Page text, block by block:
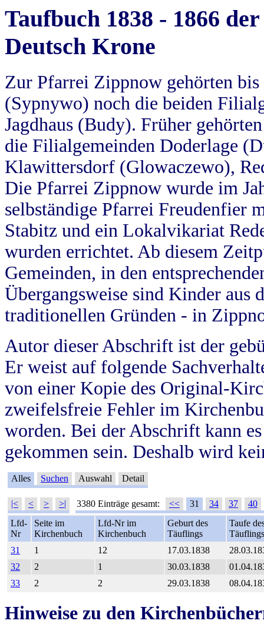
Taufbuch 1838 - 1866
Deutsch Krone
Zur Pfarrei Zippnow gehörten
(Sypnywo) noch die beiden
Jagdhaus (Budy). Früher
die Filialgemeinden Doderlage
Klawittersdorf (Glowaczewo),
Die Pfarrei Zippnow wurde im
selbständige Pfarrei Freudenfier
Stabitz und ein Lokalvikariat
wurden errichtet. Ab diesem
Gemeinden, in den
Übergangsweise sind Kinder aus
traditionellen Gründen - in
Autor dieser Abschrift ist der
Er weist auf folgende
von einer Kopie des Original-
zweifelsfreie Fehler im
worden. Bei der Abschrift kann
gekommen sein. Deshalb wird
Alles Suchen Auswahl Detail
|< < > >| 3380 Einträge gesamt: << 31 34 37
40
Lfd-
Nr
Seite im
Kirchenbuch
Lfd-Nr im
Kirchenbuch
Geburt des
Täuflings
Taufe
Täuflings
31
1 12 17.03.1838
32
2 1 30.03.1838
33
2 2 29.03.1838
Hinweise zu den